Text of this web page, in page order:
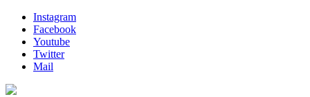
Instagram
Facebook
Youtube
Twitter
Mail